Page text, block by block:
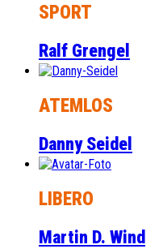
SPORT
Ralf Grengel
ATEMLOS
Danny Seidel
LIBERO
Martin D. Wind